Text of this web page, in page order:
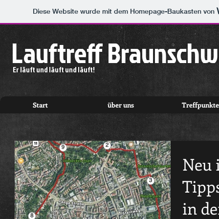
Diese Website wurde mit dem Homepage-Baukasten von
Lauftreff
Er läuft und läuft und läuft!
Start über uns Treffpunkte
Neu
in